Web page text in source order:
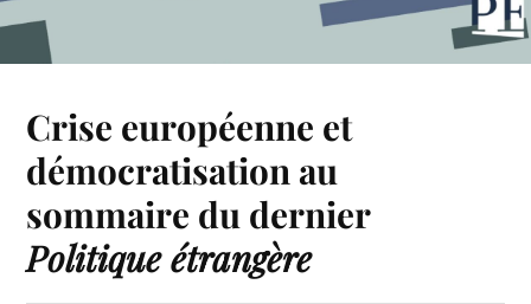
Crise européenne et
démocratisation au
sommaire du dernier
Politique étrangère